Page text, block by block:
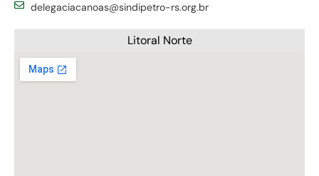
delegaciacanoas@sindipetro-rs.org.br
Litoral Norte